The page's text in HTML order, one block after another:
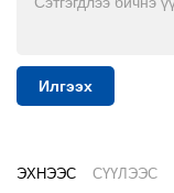
Илгээх
ЭХНЭЭС СҮҮЛЭЭС